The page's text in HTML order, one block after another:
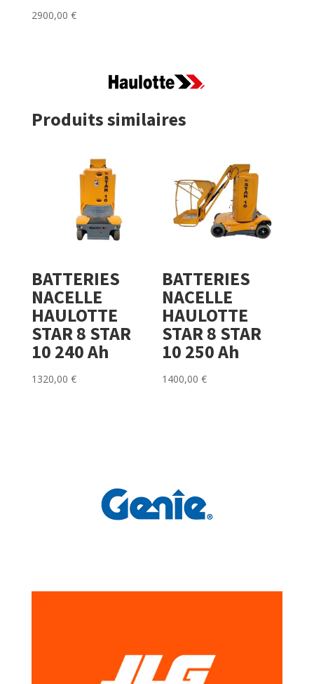
2900,00 €
Produits similaires
BATTERIES
NACELLE
HAULOTTE
STAR 8 STAR
10 240 Ah
1320,00 €
BATTERIES
NACELLE
HAULOTTE
STAR 8 STAR
10 250 Ah
1400,00€